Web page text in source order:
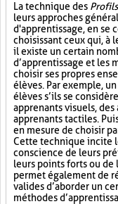
La technique des
leurs approches
d'apprentissage, en se
choisissant ceux qui, à
il existe un certain
d’apprentissage et les
choisir ses propres
élèves. Par exemple,
élèves s’ils se
apprenants visuels,
apprenants tactiles.
en mesure de choisir
Cette technique incite
conscience de leurs
leurs points forts ou de
permet également de
valides d’aborder un
méthodes